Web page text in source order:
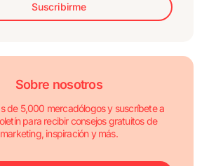
Suscribirme
Sobre nosotros
de 5,000 mercadólogos y suscríbete a
para recibir consejos gratuitos de
marketing, inspiración y más.